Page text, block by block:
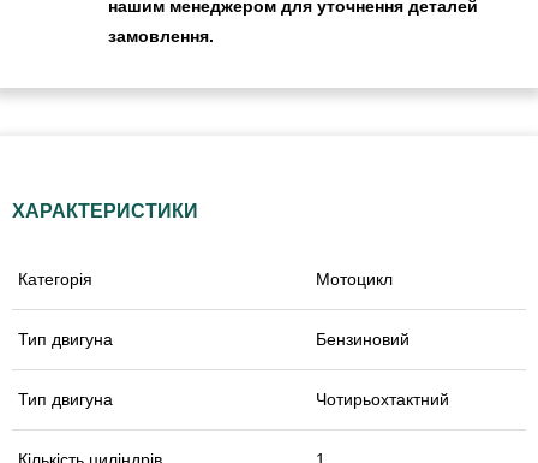
нашим менеджером для уточнення деталей
замовлення.
ХАРАКТЕРИСТИКИ
Категорія Мотоцикл
Тип двигуна Бензиновий
Тип двигуна Чотирьохтактний